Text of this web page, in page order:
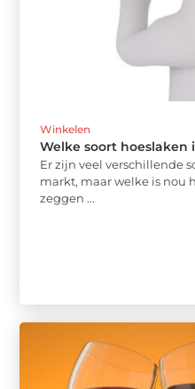
Winkelen
Welke soort hoeslaken
Er zijn veel verschillende
markt, maar welke is nou
zeggen ...